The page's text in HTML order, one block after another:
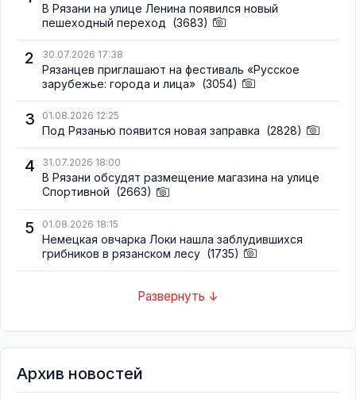
В Рязани на улице Ленина появился новый
пешеходный переход (3683)
2 30.07.2026 17:38
Рязанцев приглашают на фестиваль «Русское
зарубежье: города и лица» (3054)
3 01.08.2026 12:25
Под Рязанью появится новая заправка (2828)
4 31.07.2026 18:00
В Рязани обсудят размещение магазина на улице
Спортивной (2663)
5 01.08.2026 18:15
Немецкая овчарка Локи нашла заблудившихся
грибников в рязанском лесу (1735)
Развернуть ↓
Архив новостей